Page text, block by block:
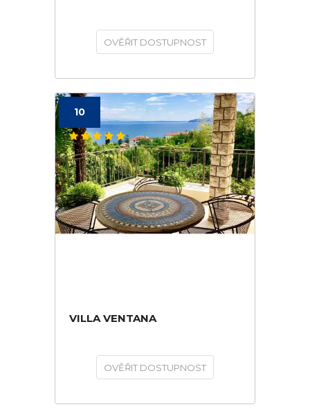
OVĚŘIT DOSTUPNOST
10
VILLA VENTANA
OVĚŘIT DOSTUPNOST